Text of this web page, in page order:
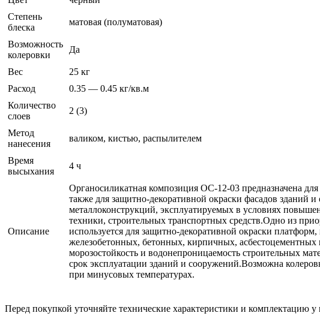
Степень
блеска
матовая (полуматовая)
Возможность
колеровки
Да
Вес
25 кг
Расход
0.35 — 0.45 кг/кв.м
Количество
слоев
2 (3)
Метод
нанесения
валиком, кистью, распылителем
Время
высыхания
4 ч
Описание
Органосиликатная композиция ОС-12-03 предназначена
также для защитно-декоративной окраски фасадов
металлоконструкций, эксплуатируемых в условиях
техники, строительных транспортных средств.Одно из
используется для защитно-декоративной окраски
железобетонных, бетонных, кирпичных,
морозостойкость и водонепроницаемость строительных
срок эксплуатации зданий и сооружений.Возможна
при минусовых температурах.
Перед покупкой уточняйте технические характеристики и комплектацию у